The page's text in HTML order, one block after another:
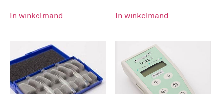
In winkelmand In winkelmand